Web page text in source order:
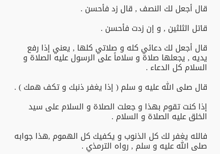
قال أجعل لك النصف , قال زد فأحسن .
قاتل الثلثين , و إن زدت فأحسن .
قال أجعل لك دعائي كله و صلاتي كلها , يعني إذا رفع
يديه , يجعلها صلاة و سلاماً على الرسول عليه الصلاة و
السلام كل الدعاء .
قال صلى الله عليه و سلم ( إذا يغفر ذنبك و تكف همك ) .
إذا كنت تقوم بهذا و جعلت الصلاة و السلام على سيد
الخلق عليه الصلاة و السلام .
فالله يغفر لك كل الذنوب و يكفيك كل الهموم ,هذا جوابه
صلى الله عليه و سلم , رواه الترمذي .